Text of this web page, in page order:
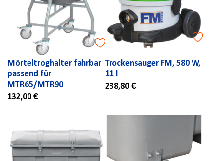
Mörteltroghalter fahrbar
passend für
MTR65/MTR90
132,00 €
Trockensauger FM, 580 W,
11 l
238,80 €